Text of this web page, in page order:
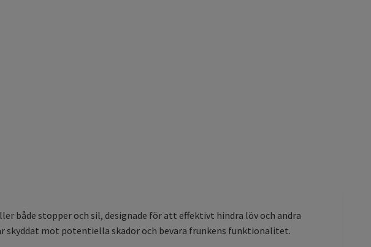
både stopper och sil, designade för att effektivt hindra löv och andra
mot potentiella skador och bevara frunkens funktionalitet.